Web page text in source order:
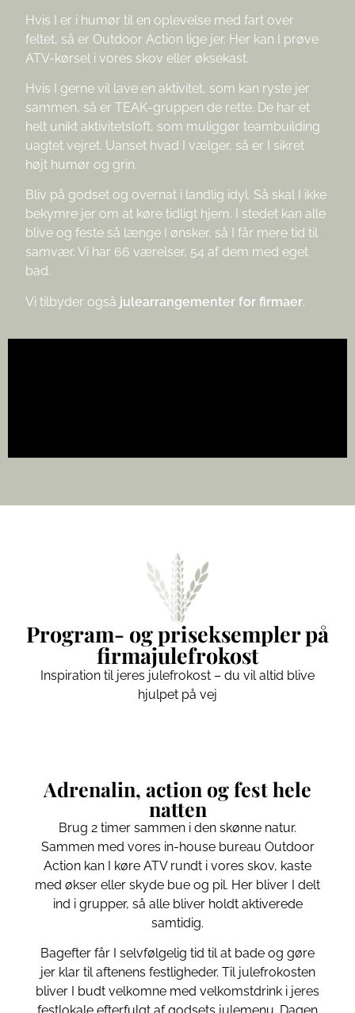
Hvis I er i humør til en oplevelse med fart over
feltet, så er Outdoor Action lige jer. Her kan I prøve
ATV-kørsel i vores skov eller øksekast.
Hvis I gerne vil lave en aktivitet, som kan ryste jer
sammen, så er TEAK-gruppen de rette. De har et
helt unikt aktivitetsloft, som muliggør teambuilding
uagtet vejret. Uanset hvad I vælger, så er I sikret
højt humør og grin.
Bliv på godset og overnat i landlig idyl. Så skal I ikke
bekymre jer om at køre tidligt hjem. I stedet kan alle
blive og feste så længe I ønsker, så I får mere tid til
samvær. Vi har 66 værelser, 54 af dem med eget
bad.
Vi tilbyder også julearrangementer for firmaer.
Program- og priseksempler på
firmajulefrokost
Inspiration til jeres julefrokost – du vil altid blive
hjulpet på vej
Adrenalin, action og fest hele
natten
Brug 2 timer sammen i den skønne natur.
Sammen med vores in-house bureau Outdoor
Action kan I køre ATV rundt i vores skov, kaste
med økser eller skyde bue og pil. Her bliver I delt
ind i grupper, så alle bliver holdt aktiverede
samtidig.
Bagefter får I selvfølgelig tid til at bade og gøre
jer klar til aftenens festligheder. Til julefrokosten
bliver I budt velkomne med velkomstdrink i jeres